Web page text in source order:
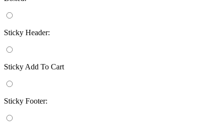
Sticky Header:
Sticky Add To Cart
Sticky Footer: